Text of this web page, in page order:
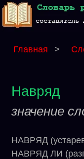
Главная >
Навряд
значение
НАВРЯД
НАВРЯД ЛИ